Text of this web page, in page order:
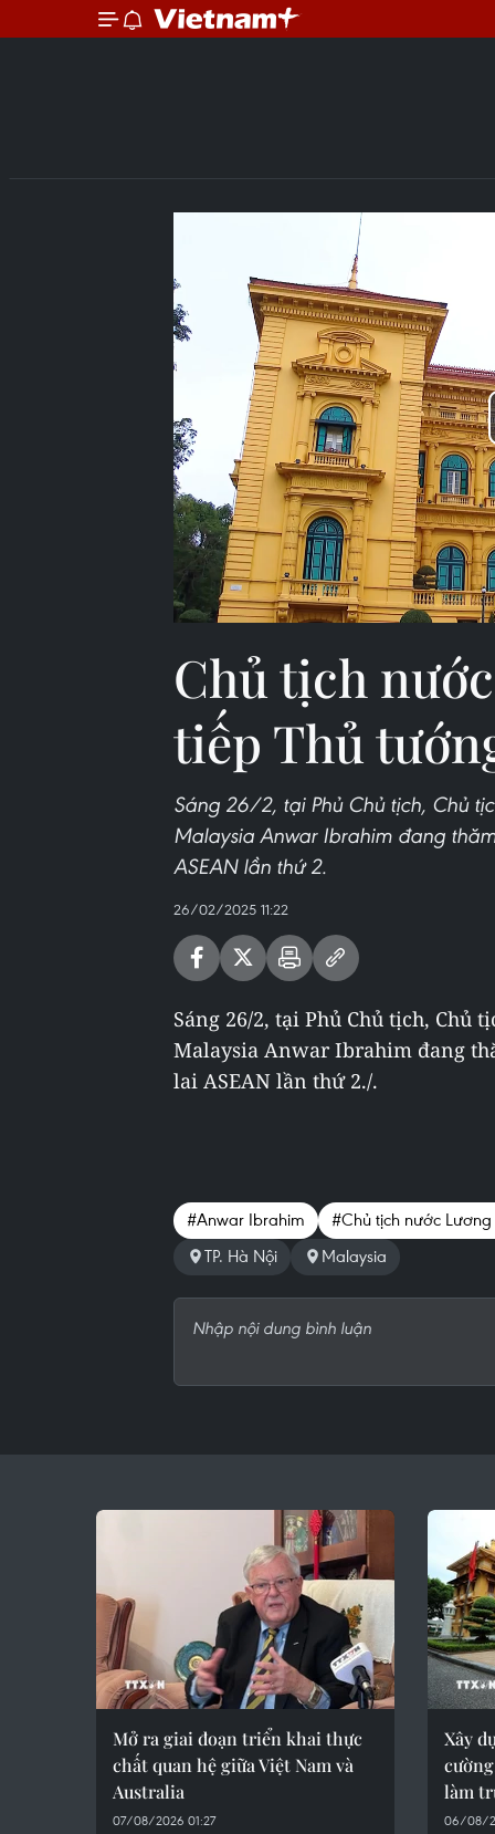
Chủ tịch
tiếp Thủ
Sáng 26/2, tại Phủ Chủ tịch, Chủ
Malaysia Anwar Ibrahim đang
ASEAN lần thứ 2.
26/02/2025 11:22
Sáng 26/2, tại Phủ Chủ tịch, Chủ
Malaysia Anwar Ibrahim đang
lai ASEAN lần thứ 2./.
#Anwar Ibrahim
#Chủ tịch nước
TP. Hà Nội
Malaysia
Mở ra giai đoạn triển khai thực
chất quan hệ giữa Việt Nam và
Australia
07/08/2026 01:27
Xây
làm
06/08/